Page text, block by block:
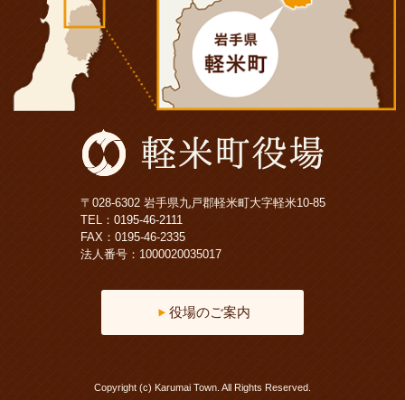
〒028-6302 岩手県九戸郡軽米町大字軽米10-85
TEL： 0195-46-2111
FAX：0195-46-2335
法人番号：1000020035017
役場のご案内
Copyright (c) Karumai Town. All Rights Reserved.